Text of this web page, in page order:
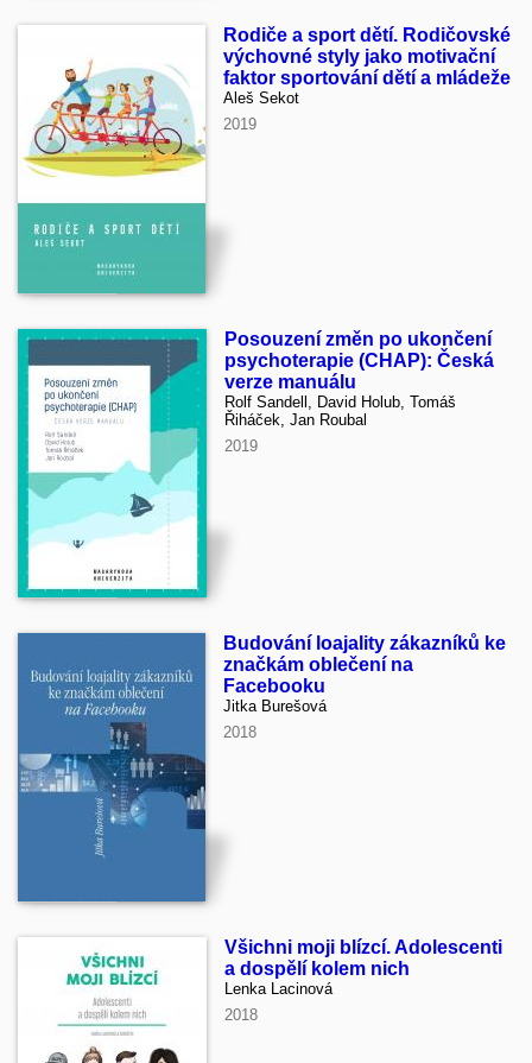
Rodiče a sport dětí. Rodičovské
výchovné styly jako motivační
faktor sportování dětí a mládeže
Aleš Sekot
2019
Posouzení změn po ukončení
psychoterapie (CHAP): Česká
verze manuálu
Rolf Sandell, David Holub, Tomáš
Řiháček, Jan Roubal
2019
Budování loajality zákazníků ke
značkám oblečení na
Facebooku
Jitka Burešová
2018
Všichni moji blízcí. Adolescenti
a dospělí kolem nich
Lenka Lacinová
2018